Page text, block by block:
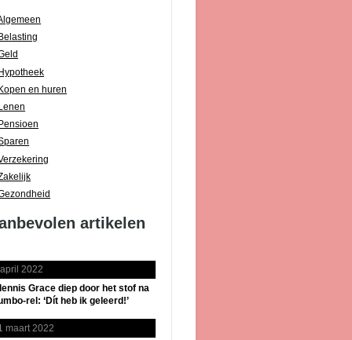
en huren
artikelen
2022
Grace diep door het stof na
rel: ‘Dít heb ik geleerd!’
maart 2022